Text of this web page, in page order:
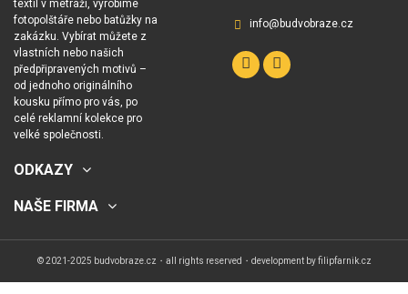
textil v metráži, vyrobíme
fotopolštáře nebo batůžky na
zakázku. Vybírat můžete z
vlastních nebo našich
předpřipravených motivů –
od jednoho originálního
kousku přímo pro vás, po
celé reklamní kolekce pro
velké společnosti.
info@budvobraze.cz
ODKAZY
NAŠE FIRMA
© 2021-2025 budvobraze.cz・all rights reserved・development byfilipfarnik.cz